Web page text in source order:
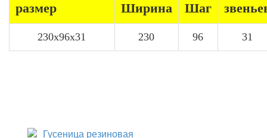
размер
Ширина Шаг
230x96x31 230 96 31